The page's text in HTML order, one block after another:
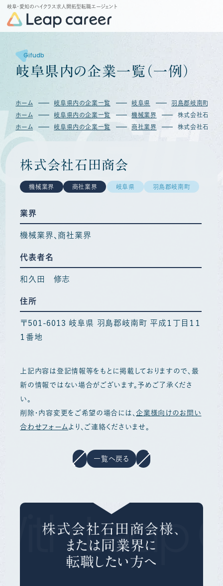
岐阜・愛知のハイクラス求人開拓型転職エージェント
Gifudb
岐阜県 内の企業一覧 （ 一例 ）
ホーム 岐阜県内の企業一覧 岐阜県
羽島郡岐南町
ホーム
岐阜県内の企業一覧 機械業界
株式会社石田商
ホーム
岐阜県内の企業一覧 商社業界 株式会社石田商
株式会社石田商会
機械業界 商社業界 岐阜県 羽島郡岐南町
業界
機械業界 商社業界
代表者名
和久田 修志
住所
〒501-6013 岐阜県 羽島郡岐南町 平成１丁目１１
１番地
上記内容は登記情報等をもとに掲載しておりますので、最
新の情報ではない場合がございます。予めご了承くださ
い。
削除・内容変更をご希望の場合には、企業様向けのお問い
合わせフォーム より、ご連絡くださいませ。
一覧へ戻る
Leap
株式会社石田商会様、
または同業界に
転職したい方へ